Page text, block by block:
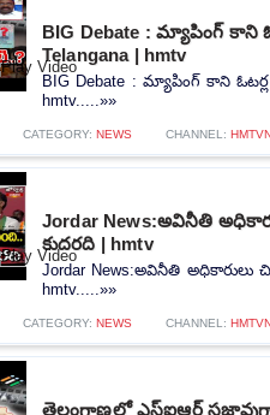
BIG Debate : మ్యాపింగ్ కాని
Telangana | hmtv
BIG Debate : మ్యాపింగ్ కాని ఓటర్ల
hmtv.....»»
CATEGORY: NEWS CHANNEL:
Jordar News:అవినీతి
కుదరది | hmtv
Jordar News:అవినీతి అధికారులు
hmtv.....»»
CATEGORY: NEWS CHANNEL:
తెలంగాణలో ఎస్ఐఆర్ సజావుగా